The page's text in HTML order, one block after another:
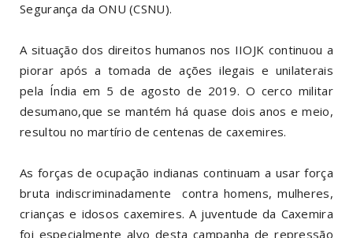
Segurança da ONU (CSNU).
A situação dos direitos humanos nos IIOJK continuou a
piorar após a tomada de ações ilegais e unilaterais
pela Índia em 5 de agosto de 2019. O cerco militar
desumano,que se mantém há quase dois anos e meio,
resultou no martírio de centenas de caxemires.
As forças de ocupação indianas continuam a usar força
bruta indiscriminadamente contra homens, mulheres,
crianças e idosos caxemires. A juventude da Caxemira
foi especialmente alvo desta campanha de repressão